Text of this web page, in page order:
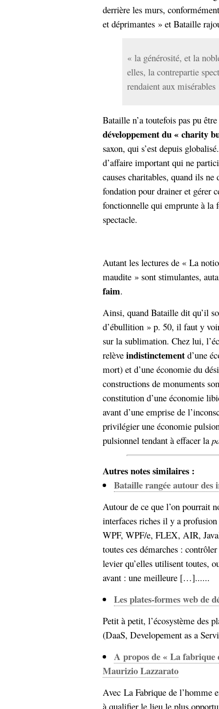
derrière les murs,
et déprimantes » et Bataille
« la générosité, et la
elles, la contrepartie
rendaient aux
Bataille n’a toutefois pas pu
développement du « charity
saxon, qui s’est depuis
d’affaire important qui ne
causes charitables, quand ils
fondation pour drainer et gérer
fonctionnelle qui emprunte à la
spectacle.
Autant les lectures de « La
maudite » sont stimulantes,
faim.
Ainsi, quand Bataille dit qu’il
d’ébullition » p. 50, il faut y
sur la sublimation. Chez lui,
relève indistinctement d’une
mort) et d’une économie du
constructions de monuments
constitution d’une économie
avant d’une emprise de
privilégier une économie
pulsionnel tendant à effacer la
Autres notes similaires :
Bataille rangée autour des
Autour de ce que l’on pourrait
interfaces riches il y a
WPF, WPF/e, FLEX, AIR,
toutes ces démarches :
levier qu’elles utilisent toutes,
avant : une meilleure […]......
Les plates-formes web de
Petit à petit, l’écosystème des
(DaaS, Developement as a
A propos de « La fabrique
Maurizio Lazzarato
Avec La Fabrique de l’homme
à qualifier le lieu le plus